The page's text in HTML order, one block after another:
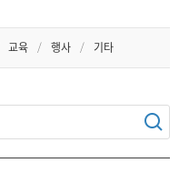
교육 / 행사 / 기타